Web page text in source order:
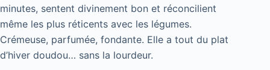
minutes, sentent divinement bon et réconcilient
même les plus réticents avec les légumes.
Crémeuse, parfumée, fondante. Elle a tout du plat
d’hiver doudou… sans la lourdeur.